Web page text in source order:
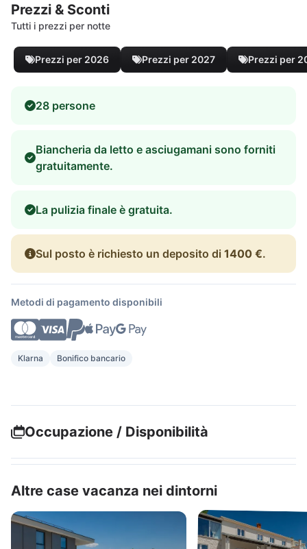
Prezzi & Sconti
Tutti i prezzi per notte
Prezzi per 2026 Prezzi per 2027 Prezzi per
28 persone
Biancheria da letto e asciugamani sono forniti
gratuitamente.
La pulizia finale è gratuita.
Sul posto è richiesto un deposito di 1400 €.
Metodi di pagamento disponibili
Klarna Bonifico bancario
Occupazione / Disponibilità
Altre case vacanza nei dintorni